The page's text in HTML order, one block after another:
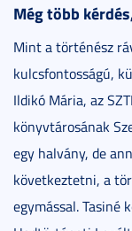
Még több
Mint a történész
kulcsfontosságú,
Ildikó Mária, az
könyvtárosának
egy halvány, de
következtetni, a
egymással. Tasiné